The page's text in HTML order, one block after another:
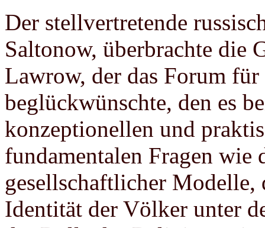
Der stellvertretende
Saltonow, überbrachte die
Lawrow, der das Forum
beglückwünschte, den es
konzeptionellen und
fundamentalen Fragen wie
gesellschaftlicher
Identität der Völker unter